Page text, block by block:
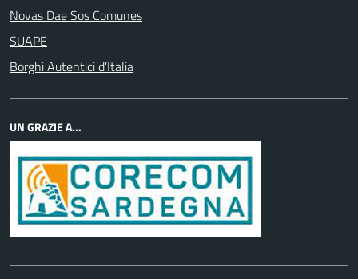
Novas Dae Sos Comunes
SUAPE
Borghi Autentici d’Italia
UN GRAZIE A...